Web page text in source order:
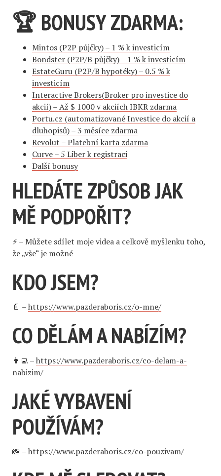
🏆 BONUSY ZDARMA:
Mintos (P2P půjčky) – 1 % k investicím
Bondster (P2P/B půjčky) – 1 % k investicím
EstateGuru (P2P/B hypotéky) – 0.5 % k
investicím
Interactive Brokers(Broker pro investice do
akcií) – Až $ 1000 v akciích IBKR zdarma
Portu.cz (automatizované Investice do akcií a
dluhopisů) – 3 měsíce zdarma
Revolut – Platební karta zdarma
Curve – 5 Liber k registraci
Další bonusy
HLEDÁTE ZPŮSOB JAK
MĚ PODPOŘIT?
⚡️ – Můžete sdílet moje videa a celkově myšlenku toho,
že „vše“ je možné
KDO JSEM?
📄 –https://www.pazderaboris.cz/o-mne/
CO DĚLÁM A NABÍZÍM?
👨‍💻 –https://www.pazderaboris.cz/co-delam-a-
nabizim/
JAKÉ VYBAVENÍ
POUŽÍVÁM?
📸 –https://www.pazderaboris.cz/co-pouzivam/